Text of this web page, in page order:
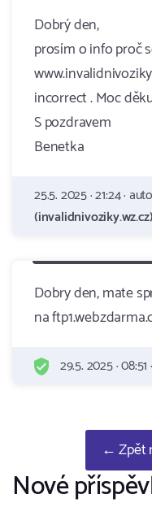
Dobrý den,
prosím o info proč
incorrect . Moc
S pozdravem
Benetka
25.5. 2025 · 21:24 ·
(invalidnivoziky.wz.cz)
Dobry den, mate
na
29.5. 2025 ·
← Zpět
Nové